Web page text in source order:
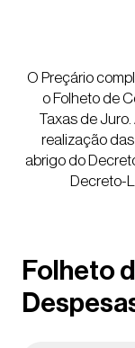
Crédito
Fundos De
Seguros
Depósitos
Seguros
Contactos
Informação
Informação
Press
Prémios
O Preçário
o Folheto de
Taxas de
realização
abrigo do
Decreto-
Folheto